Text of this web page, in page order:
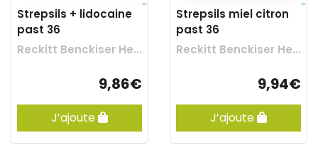
Strepsils + lidocaine
past 36
Reckitt Benckiser Healthcare
9,86€
J’ajoute
Strepsils miel citron
past 36
Reckitt Benckiser Healthcare
9,94€
J’ajoute